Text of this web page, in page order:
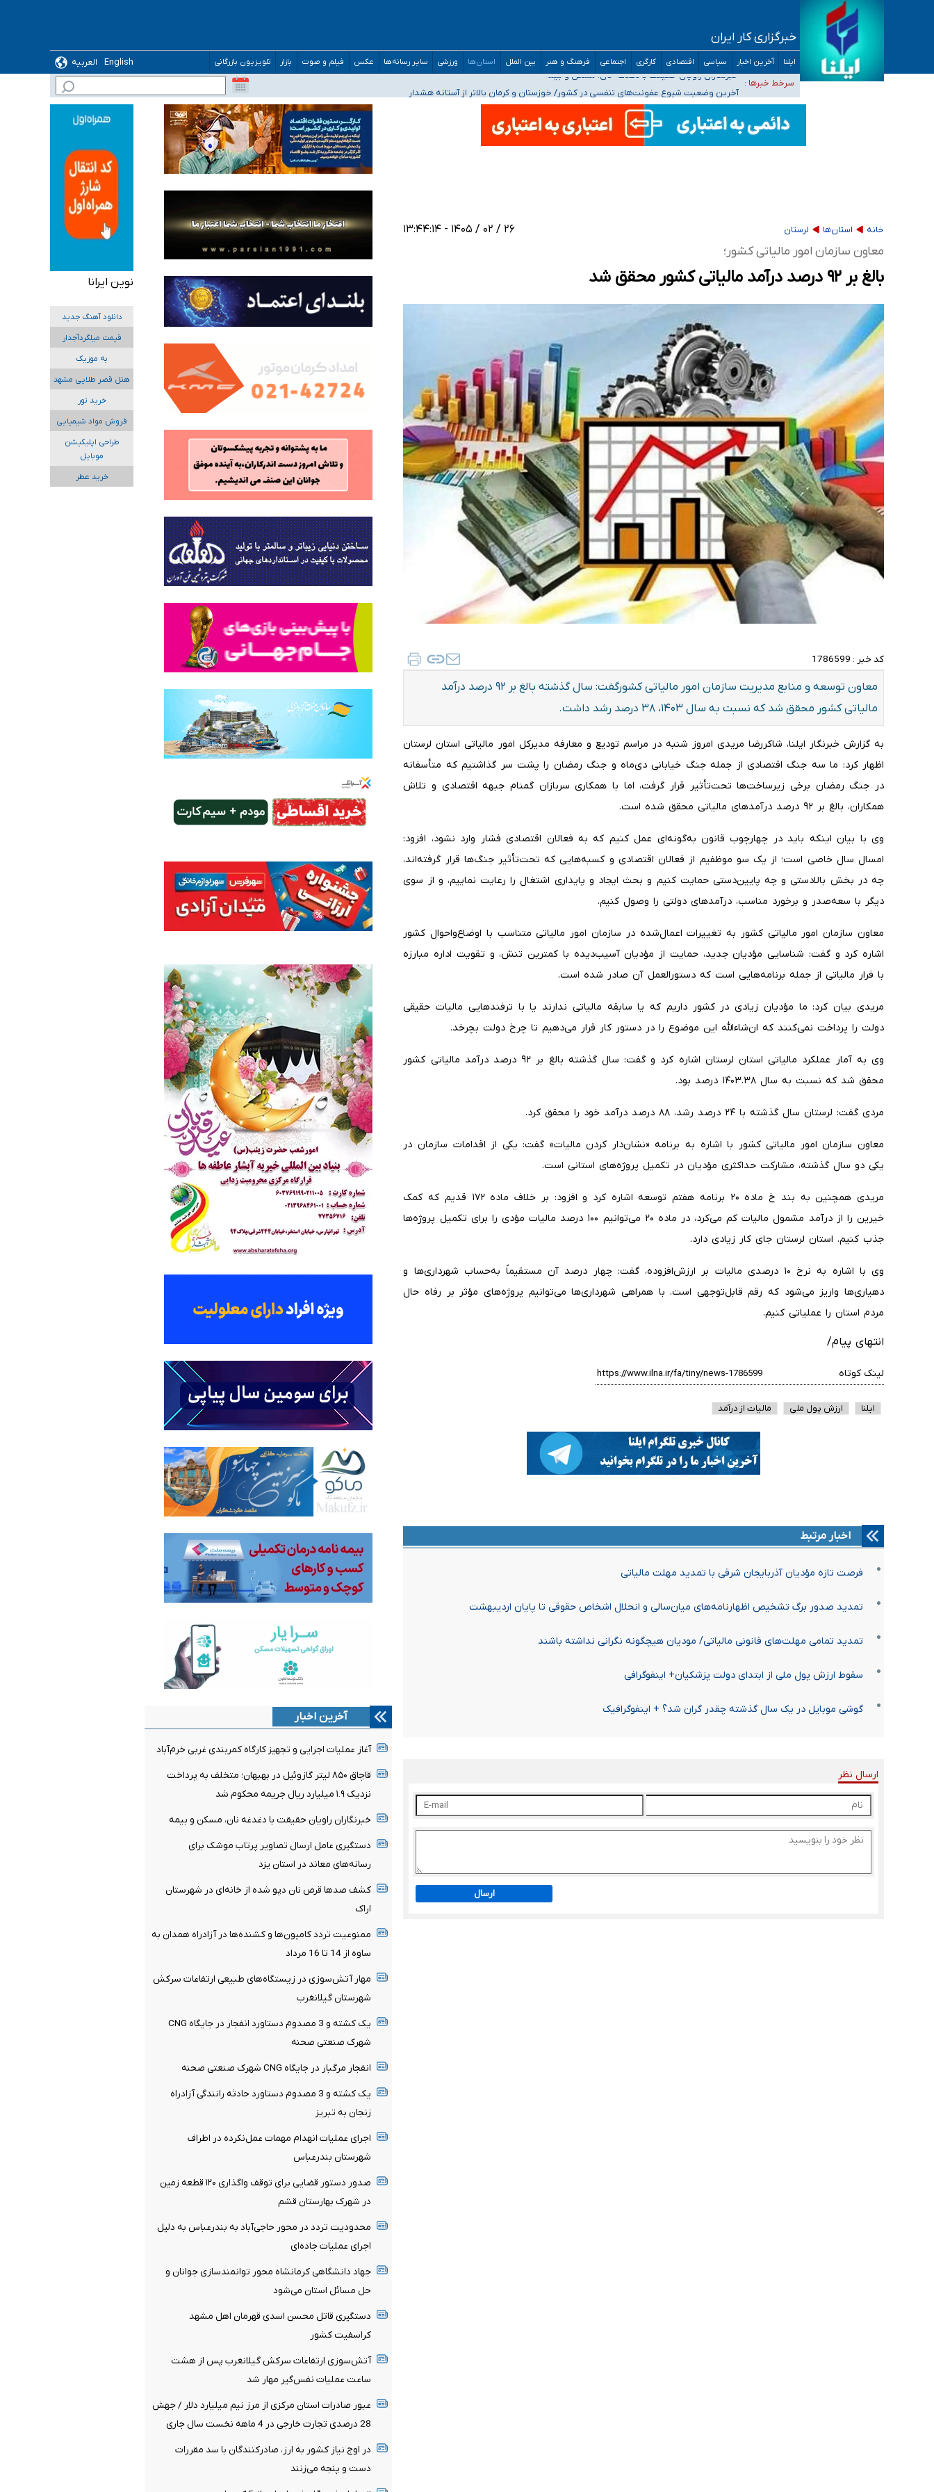
خبرگزاری کار ایران
ایلنا آخرین اخبار سیاسی اقتصادی کارگری اجتماعی فرهنگ و هنر بین الملل استان‌ها ورزشی سایر رسانه‌ها عکس فیلم و صوت بازار تلویزیون بازرگانی English
العربیه
سرخط خبرها :
تعویق آزمون ورودی دکترای تخصصی فرماندهی صحنه عملیات و دکترای تخصصی جغرافیای نظامی دافوس آجا
خبرنگاران راویان حقیقت با دغدغه نان، مسکن و بیمه
هیچ پرستاری بازداشت یا اخراج نشده است/ از رئیس جمهور خواستیم ورود کند
ثبت‌نام بخش عمده دانش‌آموزان مدارس ایرانی امارات در کشور/ درباره محصلان باقی‌مانده در دبی متناسب با شرایط جدید تصمیم‌گیری می‌شود
خانه استان‌ها لرستان ۲۶ / ۰۲ / ۱۴۰۵ - ۱۳:۴۴:۱۴
معاون سازمان امور مالیاتی کشور؛
بالغ بر ۹۲ درصد درآمد مالیاتی کشور محقق شد
کد خبر : 1786599
معاون توسعه و منابع مدیریت سازمان امور مالیاتی کشورگفت: سال گذشته بالغ بر ۹۲ درصد درآمد
مالیاتی کشور محقق شد که نسبت به سال ۱۴۰۳، ۳۸ درصد رشد داشت.
به گزارش خبرنگار ایلنا، شاکررضا مریدی امروز شنبه در مراسم تودیع و معارفه مدیرکل امور مالیاتی استان لرستان
اظهار کرد: ما سه جنگ اقتصادی از جمله جنگ خیابانی دی‌ماه و جنگ رمضان را پشت سر گذاشتیم که متأسفانه
در جنگ رمضان برخی زیرساخت‌ها تحت‌تأثیر قرار گرفت، اما با همکاری سربازان گمنام جبهه اقتصادی و تلاش
همکاران، بالغ بر ۹۲ درصد درآمدهای مالیاتی محقق شده است.
وی با بیان اینکه باید در چهارچوب قانون به‌گونه‌ای عمل کنیم که به فعالان اقتصادی فشار وارد نشود، افزود:
امسال سال خاصی است؛ از یک سو موظفیم از فعالان اقتصادی و کسبه‌هایی که تحت‌تأثیر جنگ‌ها قرار گرفته‌اند،
چه در بخش بالادستی و چه پایین‌دستی حمایت کنیم و بحث ایجاد و پایداری اشتغال را رعایت نماییم، و از سوی
دیگر با سعه‌صدر و برخورد مناسب، درآمدهای دولتی را وصول کنیم.
معاون سازمان امور مالیاتی کشور به تغییرات اعمال‌شده در سازمان امور مالیاتی متناسب با اوضاع‌واحوال کشور
اشاره کرد و گفت: شناسایی مؤدیان جدید، حمایت از مؤدیان آسیب‌دیده با کمترین تنش، و تقویت اداره مبارزه
با فرار مالیاتی از جمله برنامه‌هایی است که دستورالعمل آن صادر شده است.
مریدی بیان کرد: ما مؤدیان زیادی در کشور داریم که یا سابقه مالیاتی ندارند یا با ترفندهایی مالیات حقیقی
دولت را پرداخت نمی‌کنند که ان‌شاءالله این موضوع را در دستور کار قرار می‌دهیم تا چرخ دولت بچرخد.
وی به آمار عملکرد مالیاتی استان لرستان اشاره کرد و گفت: سال گذشته بالغ بر ۹۲ درصد درآمد مالیاتی کشور
محقق شد که نسبت به سال ۱۴۰۳.۳۸ درصد بود.
مردی گفت: لرستان سال گذشته با ۲۴ درصد رشد، ۸۸ درصد درآمد خود را محقق کرد.
معاون سازمان امور مالیاتی کشور با اشاره به برنامه «نشان‌دار کردن مالیات» گفت: یکی از اقدامات سازمان در
یکی دو سال گذشته، مشارکت حداکثری مؤدیان در تکمیل پروژه‌های استانی است.
مریدی همچنین به بند خ ماده ۲۰ برنامه هفتم توسعه اشاره کرد و افزود: بر خلاف ماده ۱۷۲ قدیم که کمک
خیرین را از درآمد مشمول مالیات کم می‌کرد، در ماده ۲۰ می‌توانیم ۱۰۰ درصد مالیات مؤدی را برای تکمیل پروژه‌ها
جذب کنیم. استان لرستان جای کار زیادی دارد.
وی با اشاره به نرخ ۱۰ درصدی مالیات بر ارزش‌افزوده، گفت: چهار درصد آن مستقیماً به‌حساب شهرداری‌ها و
دهیاری‌ها واریز می‌شود که رقم قابل‌توجهی است. با همراهی شهرداری‌ها می‌توانیم پروژه‌های مؤثر بر رفاه حال
مردم استان را عملیاتی کنیم.
انتهای پیام/
لینک کوتاه
ایلنا ارزش پول ملی مالیات از درآمد
اخبار مرتبط
فرصت تازه مؤدیان آذربایجان شرقی با تمدید مهلت مالیاتی
تمدید صدور برگ تشخیص اظهارنامه‌های میان‌سالی و انحلال اشخاص حقوقی تا پایان اردیبهشت
تمدید تمامی مهلت‌های قانونی مالیاتی/ مودیان هیچگونه نگرانی نداشته باشند
سقوط ارزش پول ملی از ابتدای دولت پزشکیان+ اینفوگرافی
گوشی موبایل در یک سال گذشته چقدر گران شد؟ + اینفوگرافیک
ارسال نظر
ارسال
آخرین اخبار
آغاز عملیات اجرایی و تجهیز کارگاه کمربندی غربی خرم‌آباد
قاچاق ۸۵۰ لیتر گازوئیل در بهبهان؛ متخلف به پرداخت
نزدیک ۱.۹ میلیارد ریال جریمه محکوم شد
خبرنگاران راویان حقیقت با دغدغه نان، مسکن و بیمه
دستگیری عامل ارسال تصاویر پرتاب موشک برای
رسانه‌های معاند در استان یزد
کشف صدها قرص نان دپو شده از خانه‌ای در شهرستان
اراک
ممنوعیت تردد کامیون‌ها و کشنده‌ها در آزادراه همدان به
ساوه از 14 تا 16 مرداد
مهار آتش‌سوزی در زیستگاه‌های طبیعی ارتفاعات سرکش
شهرستان گیلانغرب
یک کشته و 3 مصدوم دستاورد انفجار در جایگاه CNG
شهرک صنعتی صحنه
انفجار مرگبار در جایگاه CNG شهرک صنعتی صحنه
یک کشته و 3 مصدوم دستاورد حادثه رانندگی آزادراه
زنجان به تبریز
اجرای عملیات انهدام مهمات عمل‌نکرده در اطراف
شهرستان بندرعباس
صدور دستور قضایی برای توقف واگذاری ۱۲۰ قطعه زمین
در شهرک بهارستان قشم
محدودیت تردد در محور حاجی‌آباد به بندرعباس به دلیل
اجرای عملیات جاده‌ای
جهاد دانشگاهی کرمانشاه محور توانمندسازی جوانان و
حل مسائل استان می‌شود
دستگیری قاتل محسن اسدی قهرمان اهل مشهد
کراسفیت کشور
آتش‌سوزی ارتفاعات سرکش گیلانغرب پس از هشت
ساعت عملیات نفس‌گیر مهار شد
عبور صادرات استان مرکزی از مرز نیم میلیارد دلار / جهش
28 درصدی تجارت خارجی در 4 ماهه نخست سال جاری
در اوج نیاز کشور به ارز، صادرکنندگان با سد مقررات
دست و پنجه می‌زنند
نوین ایرانا
دانلود آهنگ جدید
قیمت میلگردآجدار
به موزیک
هتل قصر طلایی مشهد
خرید تور
فروش مواد شیمیایی
طراحی اپلیکیشن
موبایل
خرید عطر